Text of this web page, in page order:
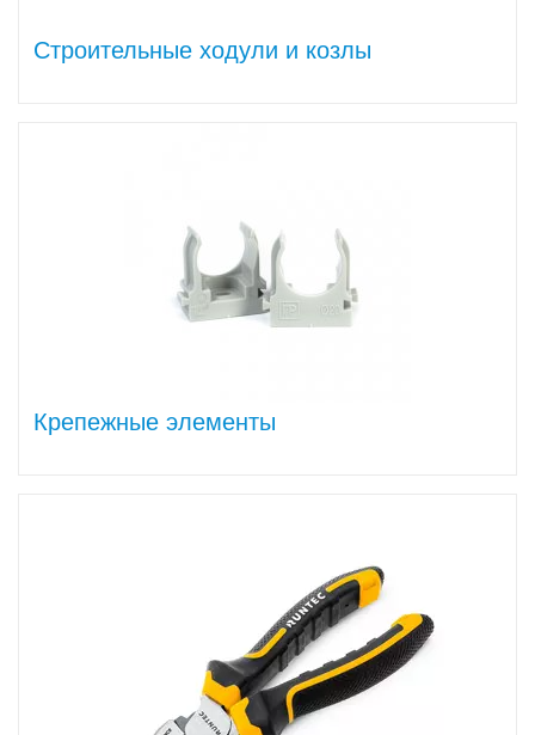
Строительные ходули и козлы
Крепежные элементы